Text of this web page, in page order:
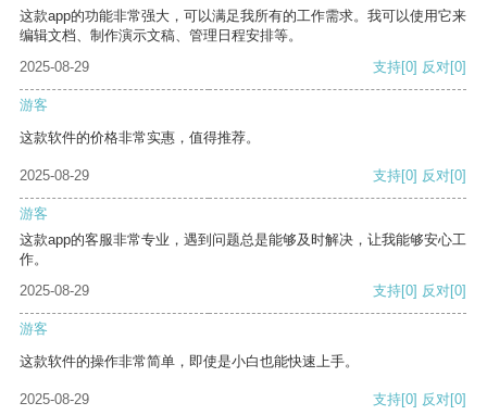
这款app的功能非常强大，可以满足我所有的工作需求。我可以使用它来
编辑文档、制作演示文稿、管理日程安排等。
2025-08-29
支持[0] 反对[0]
游客
这款软件的价格非常实惠，值得推荐。
2025-08-29 支持[0] 反对[0]
游客
这款app的客服非常专业，遇到问题总是能够及时解决，让我能够安心工
作。
2025-08-29
支持[0] 反对[0]
游客
这款软件的操作非常简单，即使是小白也能快速上手。
2025-08-29 支持[0] 反对[0]